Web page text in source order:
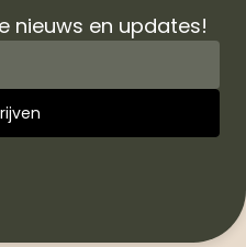
nieuws en updates!